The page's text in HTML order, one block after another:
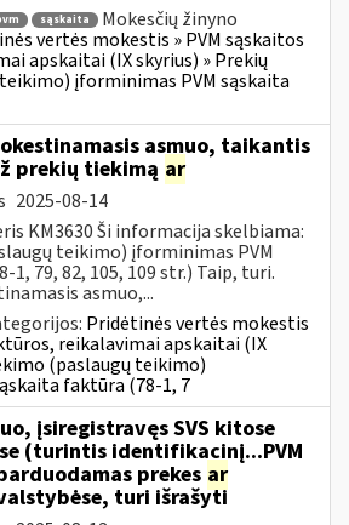
sąskaita
Mokesčių žinyno
vertės mokestis » PVM sąskaitos
apskaitai (IX skyrius) » Prekių
įforminimas PVM sąskaita
asmuo, taikantis
prekių tiekimą ar
2025-08-14
KM3630 Ši informacija skelbiama:
teikimo) įforminimas PVM
79, 82, 105, 109 str.) Taip, turi.
asmuo,...
Pridėtinės vertės mokestis
reikalavimai apskaitai (IX
(paslaugų teikimo)
faktūra (78-1, 7
įsiregistravęs SVS kitose
(turintis identifikacinį...PVM
prekes ar
turi išrašyti